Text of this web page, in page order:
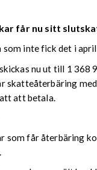
får nu sitt
som inte fick det i
nu ut till 1 368
skatteåterbäring
att betala.
som får återbäring